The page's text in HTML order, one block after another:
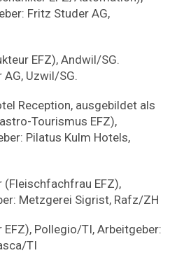
Fritz Studer AG,
EFZ), Andwil/SG.
Uzwil/SG.
Reception, ausgebildet als
Tourismus EFZ),
Pilatus Kulm Hotels,
(Fleischfachfrau EFZ),
Metzgerei Sigrist, Rafz/ZH
EFZ), Pollegio/TI, Arbeitgeber:
TI